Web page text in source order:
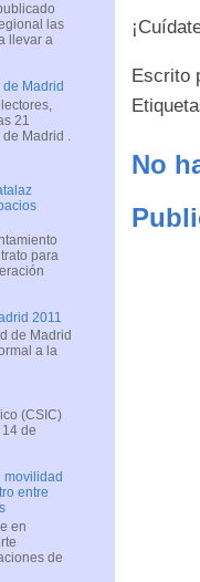
Escrito
No
las
llevar a
Madrid
21
Madrid .
para
2011
de Madrid
a la
(CSIC)
de
movilidad
entre
en
de